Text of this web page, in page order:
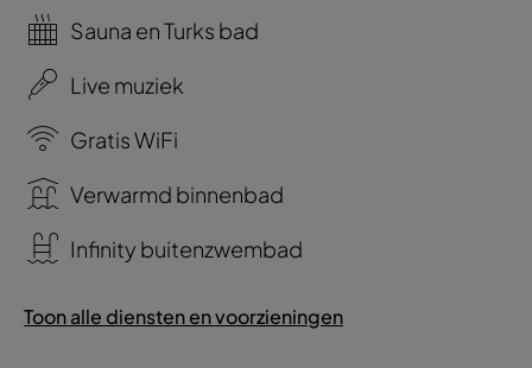
Sauna en Turks bad
Live muziek
Gratis WiFi
Verwarmd binnenbad
Infinity buitenzwembad
Toon alle diensten en voorzieningen